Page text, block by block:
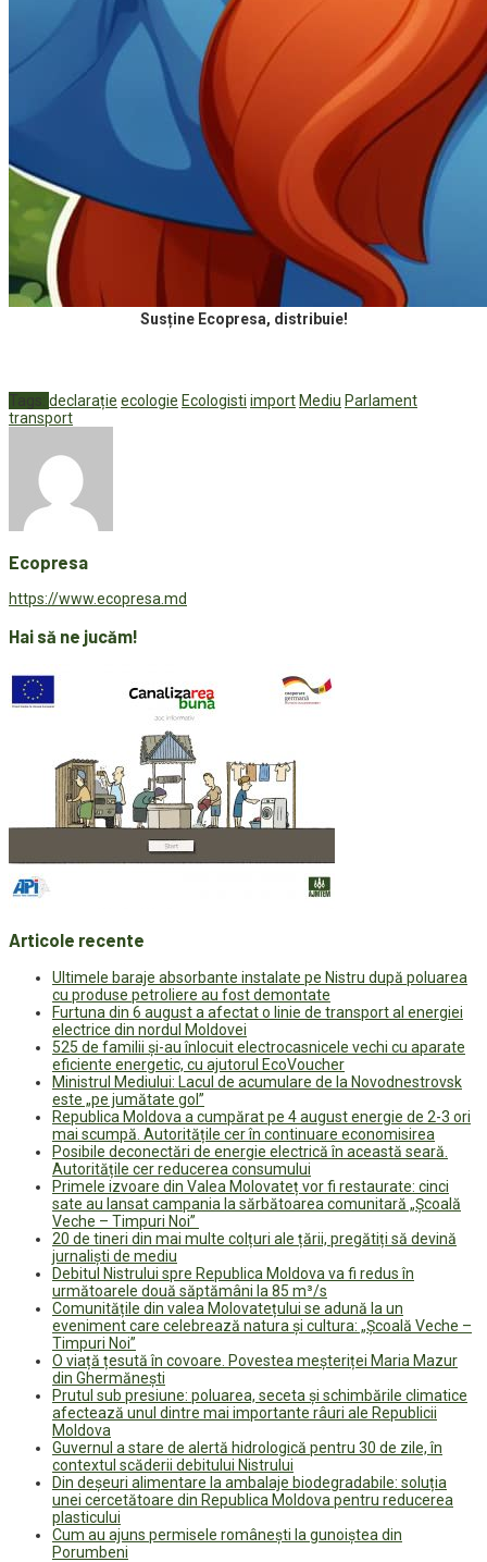
Susține Ecopresa, distribuie!
Tags: declarație ecologie Ecologisti importMediu Parlament
transport
Ecopresa
https://www.ecopresa.md
Hai să ne jucăm!
Articole recente
Ultimele baraje absorbante instalate pe Nistru după poluarea
cu produse petroliere au fost demontate
Furtuna din 6 august a afectat o linie de transport al energiei
electrice din nordul Moldovei
525 de familii și-au înlocuit electrocasnicele vechi cu aparate
eficiente energetic, cu ajutorul EcoVoucher
Ministrul Mediului: Lacul de acumulare de la Novodnestrovsk
este „pe jumătate gol”
Republica Moldova a cumpărat pe 4 august energie de 2-3 ori
mai scumpă. Autoritățile cer în continuare economisirea
Posibile deconectări de energie electrică în această seară.
Autoritățile cer reducerea consumului
Primele izvoare din Valea Molovateț vor fi restaurate: cinci
sate au lansat campania la sărbătoarea comunitară „Școală
Veche – Timpuri Noi”
20 de tineri din mai multe colțuri ale țării, pregătiți să devină
jurnaliști de mediu
Debitul Nistrului spre Republica Moldova va fi redus în
următoarele două săptămâni la 85 m³/s
Comunitățile din valea Molovatețului se adună la un
eveniment care celebrează natura și cultura: „Școală Veche –
Timpuri Noi”
O viață țesută în covoare. Povestea meșteriței Maria Mazur
din Ghermănești
Prutul sub presiune: poluarea, seceta și schimbările climatice
afectează unul dintre mai importante râuri ale Republicii
Moldova
Guvernul a stare de alertă hidrologică pentru 30 de zile, în
contextul scăderii debitului Nistrului
Din deșeuri alimentare la ambalaje biodegradabile: soluția
unei cercetătoare din Republica Moldova pentru reducerea
plasticului
Cum au ajuns permisele românești la gunoiștea din
Porumbeni